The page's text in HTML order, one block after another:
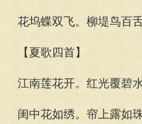
花坞蝶双飞。柳堤鸟百舌
【夏歌四首】
江南莲花开。红光覆碧水
闺中花如绣。帘上露如珠